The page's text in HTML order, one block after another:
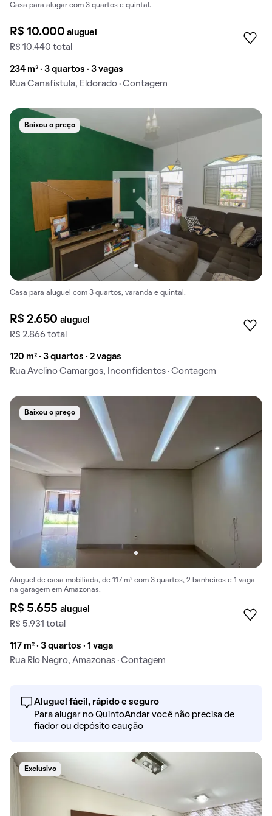
Casa para alugar com 3 quartos e quintal.
R$ 10.000aluguel
R$ 10.440 total
234 m² · 3 quartos · 3 vagas
Rua Canafístula, Eldorado · Contagem
Baixou o preço
Casa para aluguel com 3 quartos, varanda e quintal.
R$ 2.650 aluguel
R$ 2.866 total
120 m² · 3 quartos · 2 vagas
Rua Avelino Camargos, Inconfidentes · Contagem
Baixou o preço
Aluguel de casa mobiliada, de 117 m² com 3 quartos, 2 banheiros e 1 vaga
na garagem em Amazonas.
R$ 5.655 aluguel
R$ 5.931 total
117 m² · 3 quartos · 1 vaga
Rua Rio Negro, Amazonas · Contagem
Aluguel fácil, rápido e seguro
Para alugar no QuintoAndar você não precisa de
fiador ou depósito caução
Exclusivo